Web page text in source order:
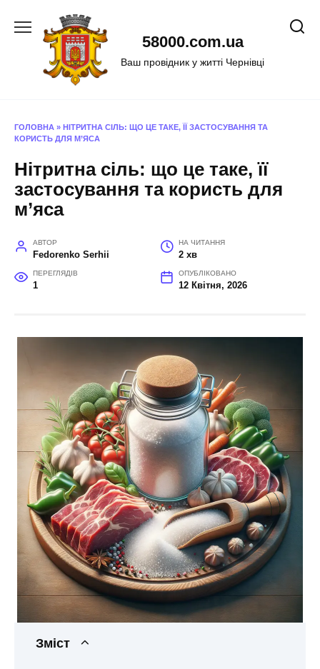
58000.com.ua
Ваш провідник у житті Чернівці
ГОЛОВНА » НІТРИТНА СІЛЬ: ЩО ЦЕ ТАКЕ, ЇЇ ЗАСТОСУВАННЯ ТА
КОРИСТЬ ДЛЯ М’ЯСА
Нітритна сіль: що це таке, її
застосування та користь для
м’яса
АВТОР
Fedorenko Serhii
НА ЧИТАННЯ
2 хв
ПЕРЕГЛЯДІВ
1
ОПУБЛІКОВАНО
12 Квітня, 2026
Зміст